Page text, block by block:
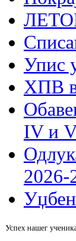
Упис
ХПВ
IV и
2026-
Успех нашег